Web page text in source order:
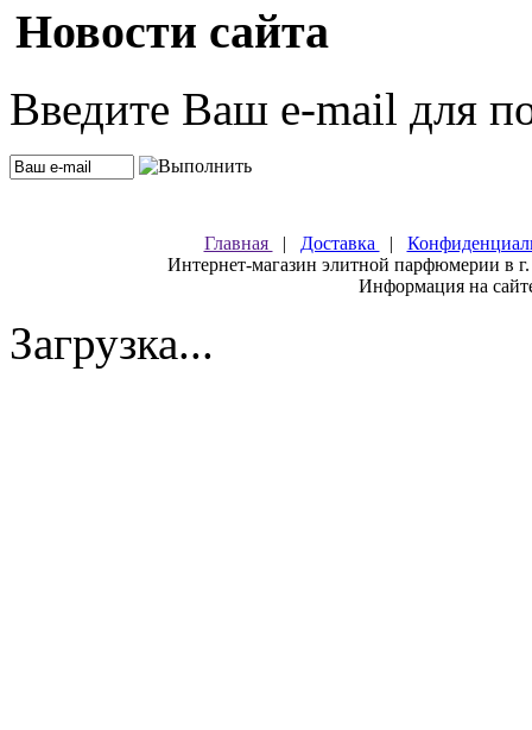
Новости сайта
Введите Ваш e-mail для
Главная | Доставка |
Интернет-магазин элитной парфюмерии в
Информация на
Загрузка...